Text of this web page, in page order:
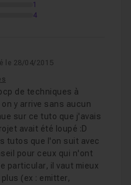
1
4
le 28/04/2015
de techniques à
y arrive sans aucun
sur ce tuto que j'avais
avait été loupé :D
tutos que l'on suit avec
pour ceux qui n'ont
particular, il vaut mieux
(ex : emitter,